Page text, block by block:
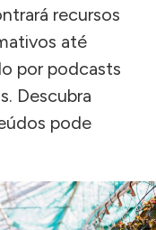
recursos
até
por podcasts
Descubra
pode